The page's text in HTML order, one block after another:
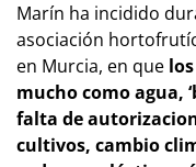
Marín ha incidido
asociación
en Murcia, en que
mucho como agua,
falta de
cultivos, cambio